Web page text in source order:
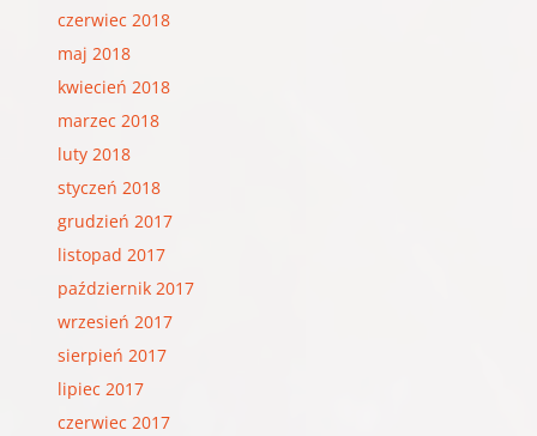
czerwiec 2018
maj 2018
kwiecień 2018
marzec 2018
luty 2018
styczeń 2018
grudzień 2017
listopad 2017
październik 2017
wrzesień 2017
sierpień 2017
lipiec 2017
czerwiec 2017